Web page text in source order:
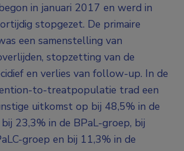
in januari 2017 en werd in
stopgezet. De primaire
een samenstelling van
stopzetting van de
en verlies van follow-up. In de
to-treatpopulatie trad een
uitkomst op bij 48,5% in de
23,3% in de BPaL-groep, bij
groep en bij 11,3% in de